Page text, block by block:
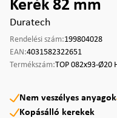
Kerék 82 mm
Duratech
Rendelési szám:199804028
EAN:4031582322651
Termékszám:TOP 082x93-Ø20
Nem veszélyes anyagok
Kopásálló kerekek